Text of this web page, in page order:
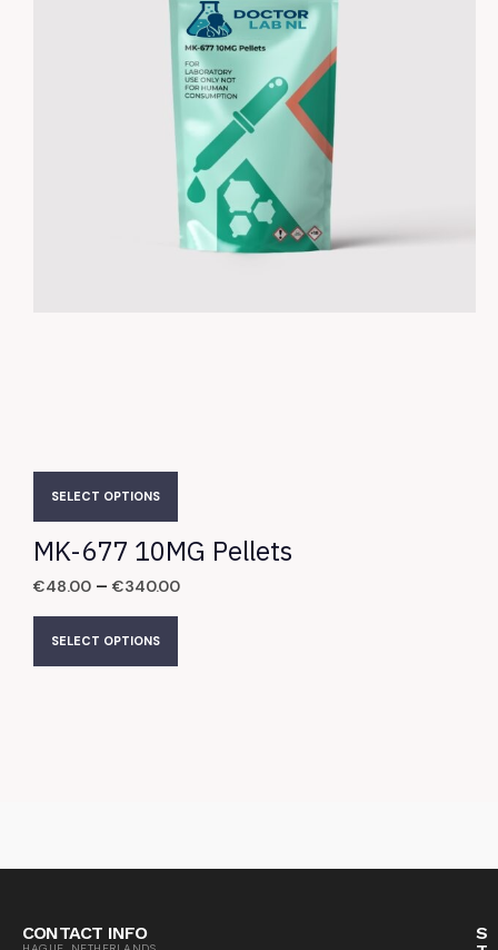
SELECT OPTIONS
MK-677 10MG Pellets
€48.00 – €340.00
SELECT OPTIONS
CONTACT INFO
S